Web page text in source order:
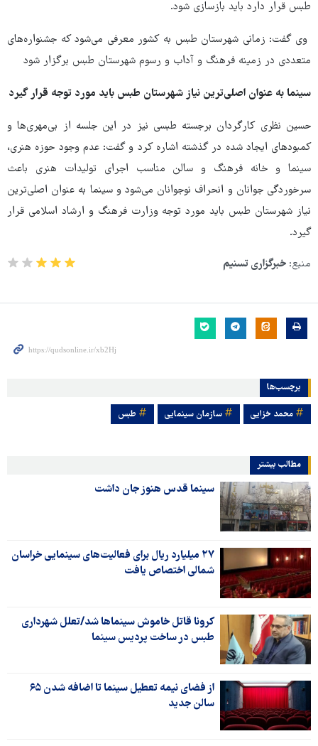
طبس قرار دارد باید بازسازی شود.
وی گفت: زمانی شهرستان طبس به کشور معرفی می‌شود که جشنواره‌های
متعددی در زمینه فرهنگ و آداب و رسوم شهرستان طبس برگزار شود
سینما به عنوان اصلی‌ترین نیاز شهرستان طبس باید مورد توجه قرار گیرد
حسین نظری کارگردان برجسته طبسی نیز در این جلسه از بی‌مهری‌ها و
کمبودهای ایجاد شده در گذشته اشاره کرد و گفت: عدم وجود حوزه هنری،
سینما و خانه فرهنگ و سالن مناسب اجرای تولیدات هنری باعث
سرخوردگی جوانان و انحراف نوجوانان می‌شود و سینما به عنوان اصلی‌ترین
نیاز شهرستان طبس باید مورد توجه وزارت فرهنگ و ارشاد اسلامی قرار
گیرد.
منبع: خبرگزاری تسنیم
برچسب‌ها
محمد خزایی سازمان سینمایی طبس
مطالب بیشتر
سینما قدس هنوز جان داشت
۲۷ میلیارد ریال برای فعالیت‌های سینمایی خراسان
شمالی اختصاص یافت
کرونا قاتل خاموش سینماها شد/تعلل شهرداری
طبس در ساخت پردیس سینما
از فضای نیمه تعطیل سینما تا اضافه شدن ۶۵
سالن جدید